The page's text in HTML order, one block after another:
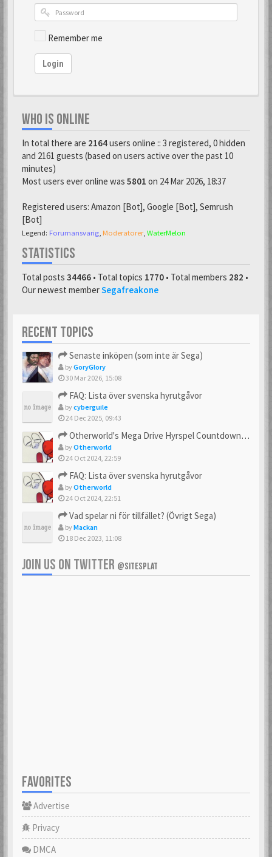
Remember me
Login
WHO IS ONLINE
In total there are 2164users online :: 3 registered, 0 hidden
and 2161 guests (based on users active over the past 10
minutes)
Most users ever online was 5801 on 24 Mar 2026, 18:37
Registered users: Amazon [Bot], Google [Bot], Semrush
[Bot]
Legend: Forumansvarig Moderatorer, WaterMelon
STATISTICS
Total posts 34466 • Total topics 1770 • Total members 282 •
Our newest memberSegafreakone
RECENT TOPICS
Senaste inköpen (som inte är Sega)
byGoryGlory
30 Mar 2026, 15:08
FAQ: Lista över svenska hyrutgåvor
bycyberguile
24 Dec 2025, 09:43
Otherworld's Mega Drive Hyrspel Countdown Tråd!
byOtherworld
24 Oct 2024, 22:59
FAQ: Lista över svenska hyrutgåvor
byOtherworld
24 Oct 2024, 22:51
Vad spelar ni för tillfället? (Övrigt Sega)
byMackan
18 Dec 2023, 11:08
JOIN US ON TWITTER @SITESPLAT
FAVORITES
Advertise
Privacy
DMCA